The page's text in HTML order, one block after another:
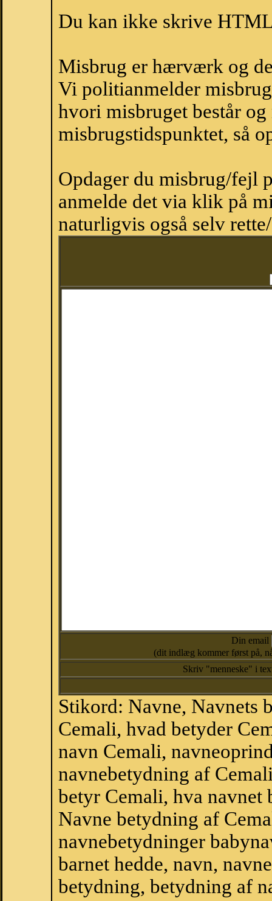
Du kan ikke skrive
Misbrug er hærværk og
Vi politianmelder
hvori misbruget består
misbrugstidspunktet, så
Opdager du misbrug/fejl
anmelde det via klik på
naturligvis også selv
Din email
(dit indlæg kommer først på,
Skriv "menneske" i
Stikord: Navne, Navnets
Cemali, hvad betyder
navn Cemali,
navnebetydning af
betyr Cemali, hva navnet
Navne betydning af
navnebetydninger
barnet hedde, navn,
betydning, betydning af